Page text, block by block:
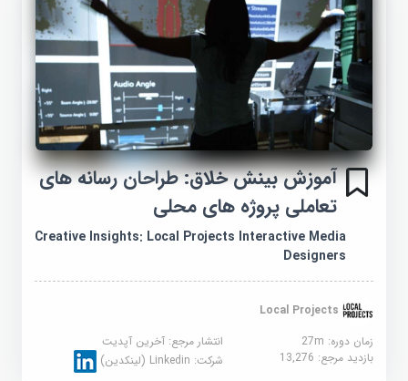
آموزش بینش خلاق: طراحان رسانه های
تعاملی پروژه های محلی
Creative Insights: Local Projects Interactive Media
Designers
Local Projects
زمان دوره: 27m
انتشار مرجع:آخرین آپدیت
بازدید مرجع:13,276 شرکت:Linkedin (لینکدین)